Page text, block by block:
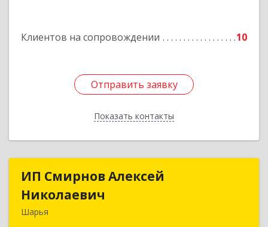
Клиентов на сопровождении 10
Отправить заявку
Показать контакты
Отправить заявку
Назад
ИП Смирнов Алексей
Николаевич
Шарья
ИП Смирнов Алексей